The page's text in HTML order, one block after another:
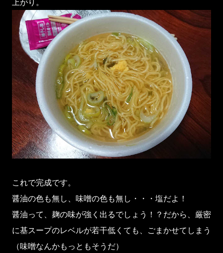
これで完成です。
醤油の色も無し、味噌の色も無し・・・塩だよ！
醤油って、麹の味が強く出るでしょう！？だから、厳密
に基スープのレベルが若干低くても、ごまかせてしまう
（味噌なんかもっともそうだ）